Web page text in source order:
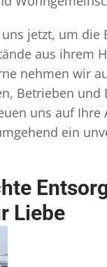
jetzt, um die
aus ihrem
nehmen wir
Betrieben und
uns auf Ihre
ein
Liebe